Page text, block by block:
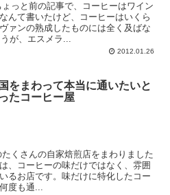
っと前の記事で、コーヒーはワイン
んて書いたけど、コーヒーはいくら
ァンの熟成したものには全く及ばな
が、エスメラ...
2012.01.26
をまわって本当に通いたいと
たコーヒー屋
くさんの自家焙煎店をまわりました
、コーヒーの味だけではなく、雰囲
るお店です。味だけに特化したコー
度も通...